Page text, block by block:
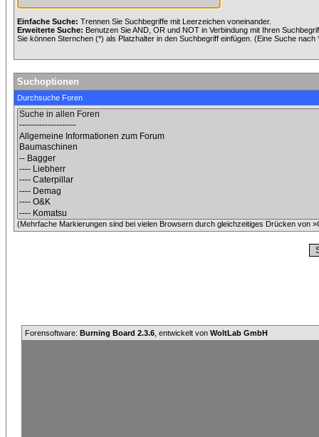
Einfache Suche: Trennen Sie Suchbegriffe mit Leerzeichen voneinander.
Erweiterte Suche: Benutzen Sie AND, OR und NOT in Verbindung mit Ihren
Sie können Sternchen (*) als Platzhalter in den Suchbegriff einfügen. (Eine Suche
Suchoptionen
Durchsuche Foren
(Mehrfache Markierungen sind bei vielen Browsern durch gleichzeitiges Drücken von
Forensoftware: Burning Board 2.3.6 , entwickelt von WoltLab GmbH